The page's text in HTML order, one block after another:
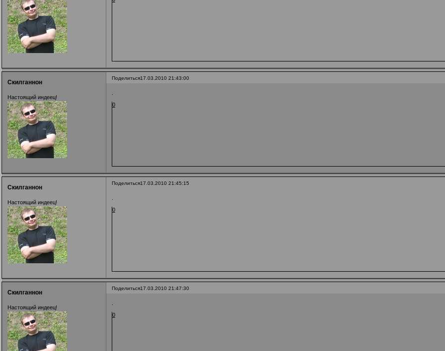
Поделиться17.03.2010 21:43:00
Скилганнон
Настоящий индеец!
0
Поделиться17.03.2010 21:45:15
Скилганнон
Настоящий индеец!
0
Поделиться17.03.2010 21:47:30
Скилганнон
Настоящий индеец!
0